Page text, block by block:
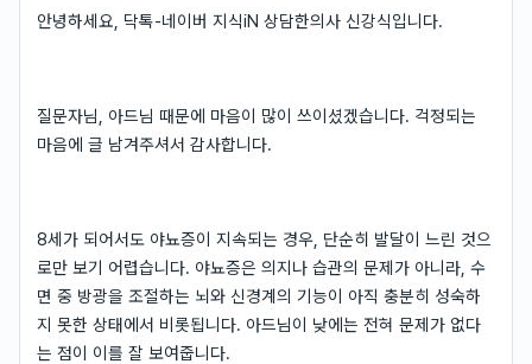
안녕하세요, 닥톡-네이버 지식iN 상담한의사 신강식입니다.
질문자님, 아드님 때문에 마음이 많이 쓰이셨겠습니다. 걱정되는
마음에 글 남겨주셔서 감사합니다.
8세가 되어서도 야뇨증이 지속되는 경우, 단순히 발달이 느린 것으
로만 보기 어렵습니다. 야뇨증은 의지나 습관의 문제가 아니라, 수
면 중 방광을 조절하는 뇌와 신경계의 기능이 아직 충분히 성숙하
지 못한 상태에서 비롯됩니다. 아드님이 낮에는 전혀 문제가 없다
는 점이 이를 잘 보여줍니다.